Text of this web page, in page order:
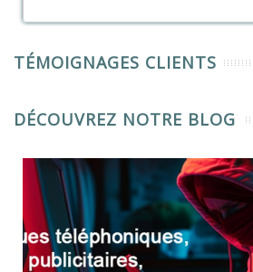
TÉMOIGNAGES CLIENTS
DÉCOUVREZ NOTRE BLOG